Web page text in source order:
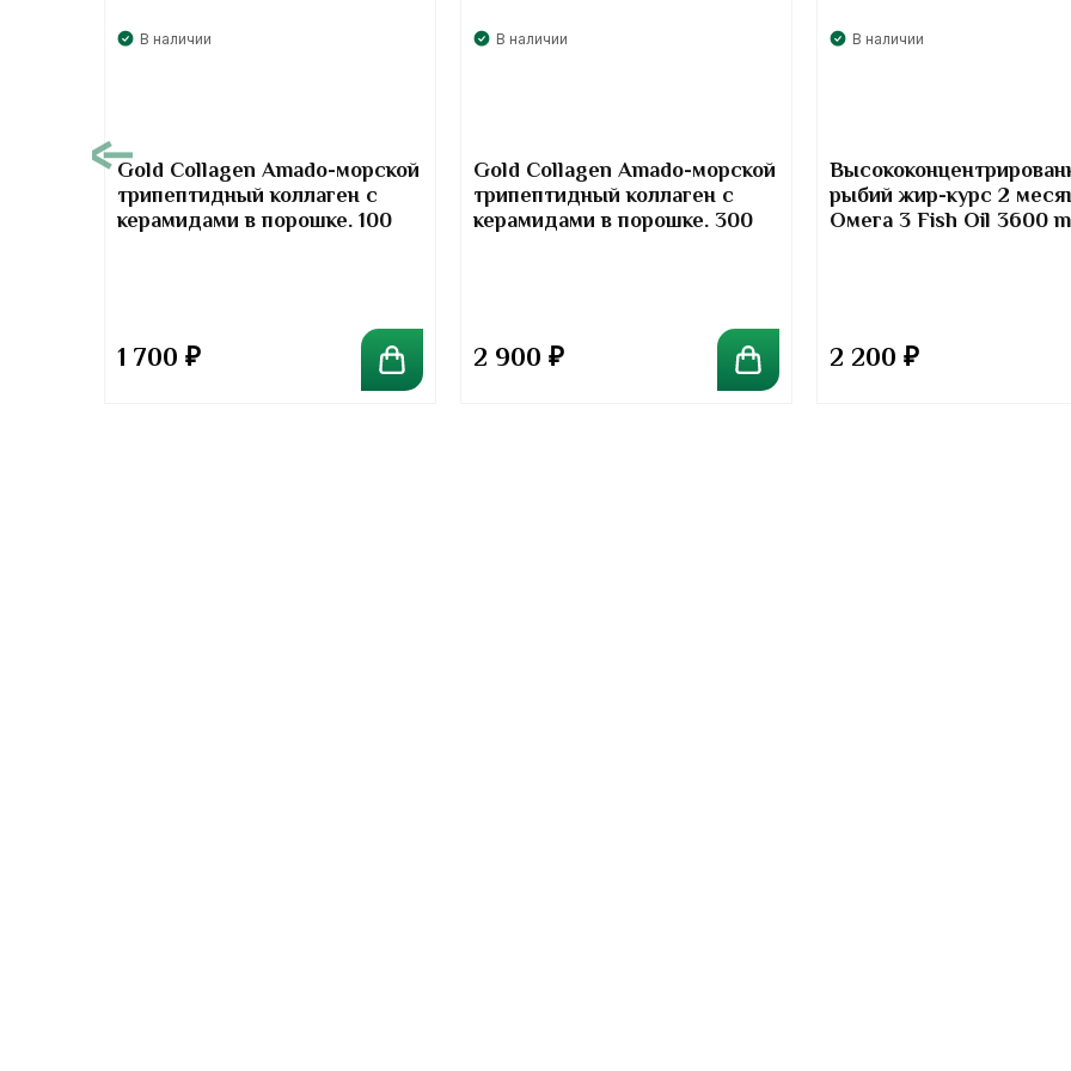
В наличии
Gold Collagen Amado-морской
трипептидный коллаген с
керамидами в порошке. 100
1 700 ₽
В наличии
Gold Collagen Amado-морской
трипептидный коллаген с
керамидами в порошке. 300
2 900 ₽
В наличии
рыбий жир-курс 2
Омега 3 Fish Oil 3600
2 200 ₽